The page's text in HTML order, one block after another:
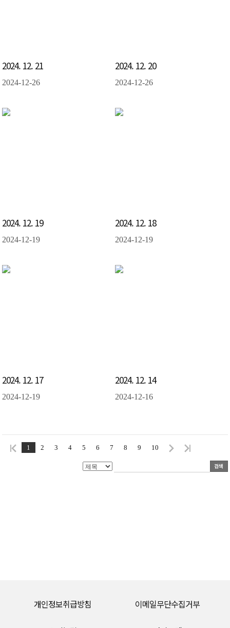
2024. 12. 21
2024-12-26
2024. 12. 20
2024-12-26
2024. 12. 19
2024-12-19
2024. 12. 18
2024-12-19
2024. 12. 17
2024-12-19
2024. 12. 14
2024-12-16
1 2 3 4 5 6 7 8 9 10
개인정보취급방침 이메일무단수집거부